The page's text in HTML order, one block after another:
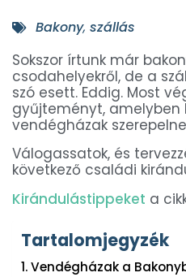
Bakony, szállás
Sokszor írtunk már
csodahelyekről, de a
szó esett. Eddig. Most
gyűjteményt, amelyben
vendégházak
Válogassatok, és
következő családi
Kirándulástippeket a
Tartalomjegyzék
Vendégházak a